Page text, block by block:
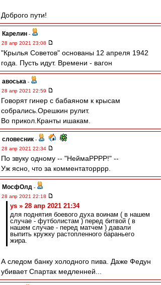
Доброго пути!
Карелин -
28 апр 2021 23:08
"Крылья Советов" основаны 12 апреля 1942
года. Пусть идут. Времени - вагон
авоська -
28 апр 2021 22:59
Говорят гинер с бабаяном к крысам
собрались.Орешкин рулит.
Во прикол.Кранты ишакам.
словесник -
28 апр 2021 22:34
По звуку одному -- "НеймаРРРР!" --
Уж ясно, что за комментаторррр.
МосфОлд -
28 апр 2021 22:18
ys » 28 апр 2021 21:34
для поднятия боевого духа воинам ( в нашем
случае - футболистам ) перед битвой ( в
нашем случае - перед матчем ) давали
выпить кружку растопленного бараньего
жира.
А следом банку холодного пива. Даже Федун
убивает Спартак медленней...